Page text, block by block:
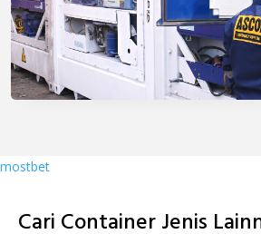
mostbet
Cari Container Jenis